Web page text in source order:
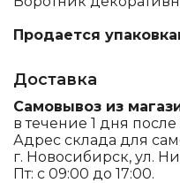
Продается
Доставка
Самовывоз из
в течение 1 дня после
Адрес склада для
г. Новосибирск, ул.
Пт: с 09:00 до 17:00.